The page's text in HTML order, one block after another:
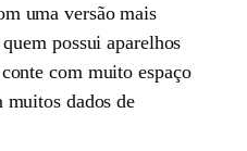
uma versão mais
possui aparelhos
com muito espaço
dados de